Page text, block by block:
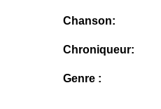
Chanson:
Chroniqueur:
Genre :